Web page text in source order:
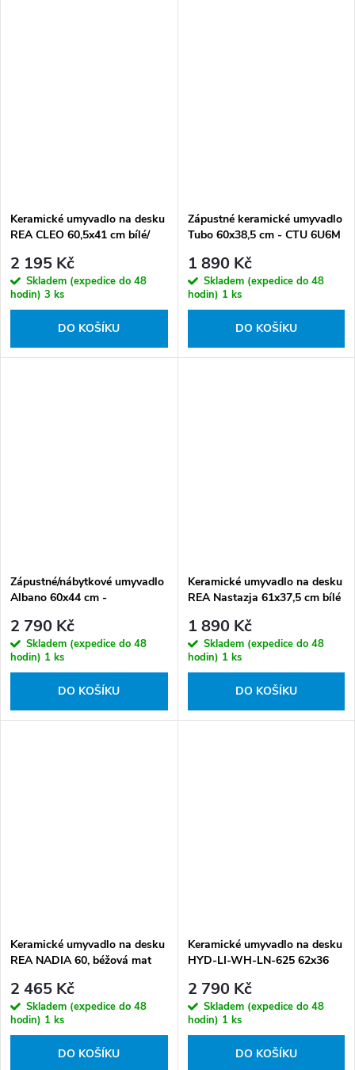
Keramické umyvadlo na desku
REA CLEO 60,5x41 cm bílé/
2 195 Kč
Skladem (expedice do 48
hodin) 3 ks
DO KOŠÍKU
Zápustné keramické umyvadlo
Tubo 60x38,5 cm - CTU 6U6M
1 890 Kč
Skladem (expedice do 48
hodin) 1 ks
DO KOŠÍKU
Zápustné/nábytkové umyvadlo
Albano 60x44 cm -
2 790 Kč
Skladem (expedice do 48
hodin) 1 ks
DO KOŠÍKU
Keramické umyvadlo na desku
REA Nastazja 61x37,5 cm bílé
1 890 Kč
Skladem (expedice do 48
hodin) 1 ks
DO KOŠÍKU
Keramické umyvadlo na desku
REA NADIA 60, béžová mat
2 465 Kč
Skladem (expedice do 48
hodin) 1 ks
DO KOŠÍKU
Keramické umyvadlo na desku
HYD-LI-WH-LN-625 62x36
2 790 Kč
Skladem (expedice do 48
hodin) 1 ks
DO KOŠÍKU